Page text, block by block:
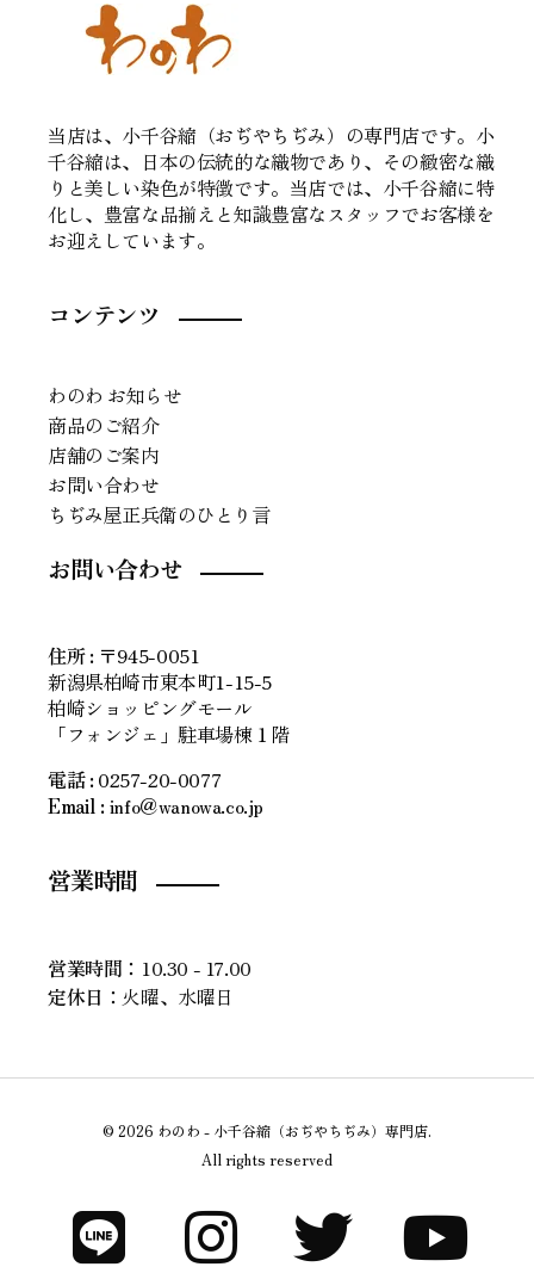
当店は、小千谷縮（おぢやちぢみ）の専門店です。小
千谷縮は、日本の伝統的な織物であり、その緻密な織
りと美しい染色が特徴です。当店では、小千谷縮に特
化し、豊富な品揃えと知識豊富なスタッフでお客様を
お迎えしています。
コンテンツ
わのわ お知らせ
商品のご紹介
店舗のご案内
お問い合わせ
ちぢみ屋正兵衛のひとり言
お問い合わせ
住所:〒945-0051
新潟県柏崎市東本町1-15-5
柏崎ショッピングモール
「フォンジェ」駐車場棟１階
電話 :0257-20-0077
Email :info＠wanowa.co.jp
営業時間
営業時間： 10.30 - 17.00
定休日： 火曜、水曜日
© 2026 わのわ - 小千谷縮（おぢやちぢみ）専門店.
All rights reserved